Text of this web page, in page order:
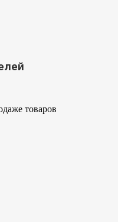
товаров